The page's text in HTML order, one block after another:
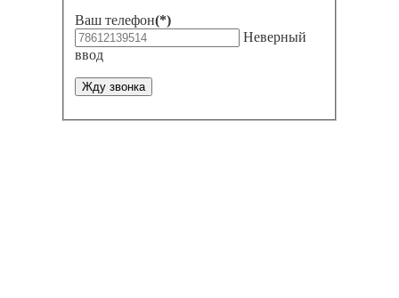
Ваш телефон(*)
Неверный
ввод
Жду звонка